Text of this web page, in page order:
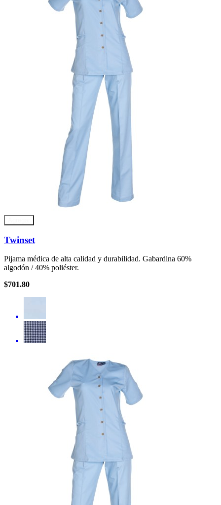
Twinset
Pijama médica de alta calidad y durabilidad. Gabardina 60%
algodón / 40% poliéster.
$701.80